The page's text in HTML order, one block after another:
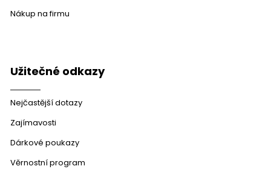
Nákup na firmu
Užitečné odkazy
Nejčastější dotazy
Zajímavosti
Dárkové poukazy
Věrnostní program